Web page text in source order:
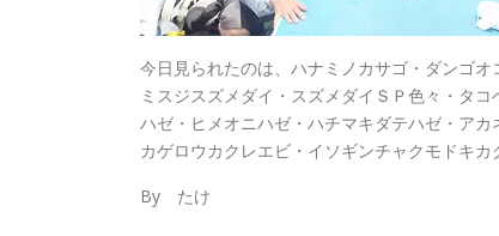
今日見られたのは、ハナミノカサゴ・ダンゴ
ミスジスズメダイ・スズメダイＳＰ色々・タ
ハゼ・ヒメオニハゼ・ハチマキダテハゼ・ア
カゲロウカクレエビ・イソギンチャクモドキ
By たけ